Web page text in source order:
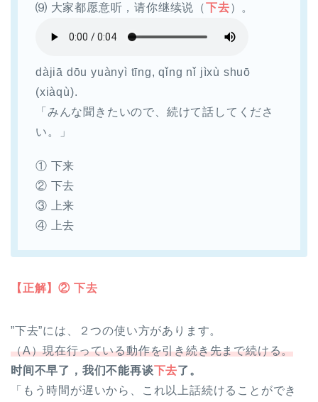
⑼ 大家都愿意听，请你继续说（下去）。
dàjiā dōu yuànyì tīng, qǐng nǐ jìxù shuō
(xiàqù).
「みんな聞きたいので、続けて話してくださ
い。」
① 下来
② 下去
③ 上来
④ 上去
【正解】② 下去
”下去”には、２つの使い方があります。
（A）現在行っている動作を引き続き先まで続ける。
时间不早了，我们不能再谈下去了。
「もう時間が遅いから、これ以上話続けることができ